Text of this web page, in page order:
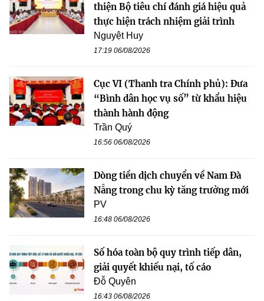
thiện Bộ tiêu chí đánh giá hiệu quả
thực hiện trách nhiệm giải trình
Nguyệt Huy
17:19 06/08/2026
Cục VI (Thanh tra Chính phủ): Đưa
“Bình dân học vụ số” từ khẩu hiệu
thành hành động
Trần Quý
16:56 06/08/2026
Dòng tiền dịch chuyển về Nam Đà
Nẵng trong chu kỳ tăng trưởng mới
PV
16:48 06/08/2026
Số hóa toàn bộ quy trình tiếp dân,
giải quyết khiếu nại, tố cáo
Đỗ Quyên
16:43 06/08/2026